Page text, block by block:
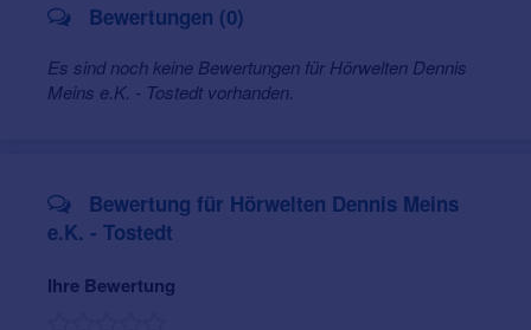
Hörgeräte-Zubehör
Hörgeräte-Reparatur
Bewertungen (0)
Es sind noch keine Bewertungen für Hörwelten Dennis
Meins e.K. - Tostedt vorhanden.
Bewertung für Hörwelten Dennis Meins
e.K. - Tostedt
Ihre Bewertung